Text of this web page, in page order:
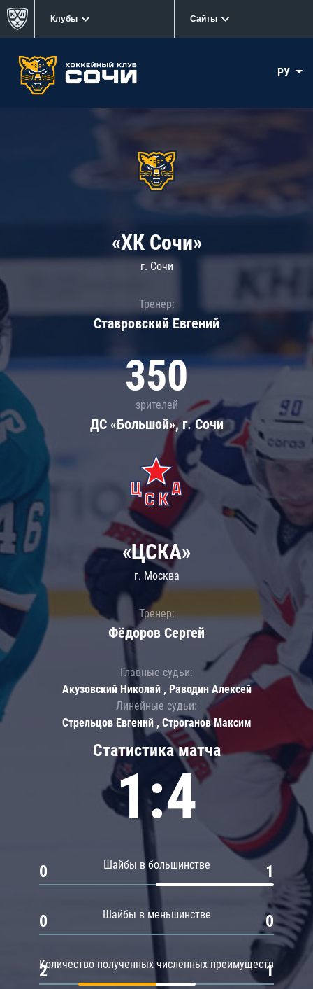
Клубы Сайты
РУ
«ХК Сочи»
г. Сочи
Тренер:
Ставровский Евгений
350
зрителей
ДС «Большой», г. Сочи
Статистика матча
1:4
Шайбы в большинстве
0 1
Шайбы в меньшинстве
0 0
Количество полученных численных преимуществ
2 1
«ЦСКА»
г. Москва
Тренер:
Фёдоров Сергей
Главные судьи:
Акузовский Николай , Раводин Алексей
Линейные судьи:
Стрельцов Евгений , Строганов Максим